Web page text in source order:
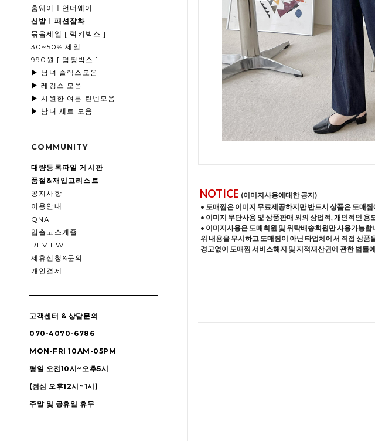
홈웨어ㅣ언더웨어
신발ㅣ패션잡화
묶음세일 [ 럭키박스 ]
30~50% 세일
990원 [ 덤핑박스 ]
▶ 남녀 슬랙스모음
▶ 레깅스 모음
▶ 시원한 여름 린넨모음
▶ 남녀 세트 모음
COMMUNITY
대량등록파일 게시판
품절&재입고리스트
공지사항
이용안내
QNA
입출고스케쥴
REVIEW
제휴신청&문의
개인결제
고객센터 & 상담문의
070-4070-6786
MON-FRI 10AM-05PM
평일 오전10시~오후5시
(점심 오후12시~1시)
주말 및 공휴일 휴무
NOTICE (이미지사용에대한 공지)
• 도매찜은 이미지 무료제공하지만 반드시 상품은 도매
• 이미지 무단사용 및 상품판매 외의 상업적, 개인적인 용
• 이미지사용은 도매회원 및 위탁배송회원만 사용가능합
위 내용을 무시하고 도매찜이 아닌 타업체에서 직접 상품
경고없이 도매찜 서비스해지 및 지적재산권에 관한 법률